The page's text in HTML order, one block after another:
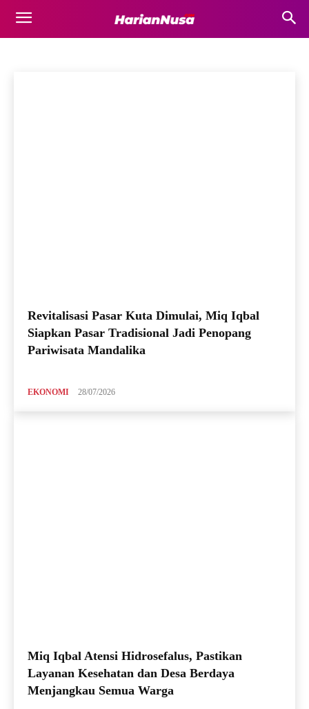
LOMBOK TENGAH
Revitalisasi Pasar Kuta Dimulai, Miq Iqbal
Siapkan Pasar Tradisional Jadi Penopang
Pariwisata Mandalika
EKONOMI 28/07/2026
Miq Iqbal Atensi Hidrosefalus, Pastikan
Layanan Kesehatan dan Desa Berdaya
Menjangkau Semua Warga